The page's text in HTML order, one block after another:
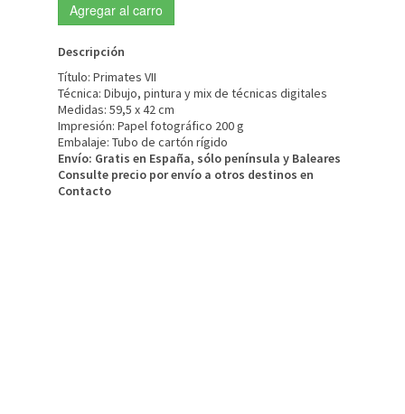
Agregar al carro
Descripción
Tí­tulo: Primates VII
Técnica: Dibujo, pintura y mix de técnicas digitales
Medidas: 59,5 x 42 cm
Impresión: Papel fotográfico 200 g
Embalaje: Tubo de cartón rígido
Envío: Gratis en España, sólo península y Baleares
Consulte precio por enví­o a otros destinos en
Contacto